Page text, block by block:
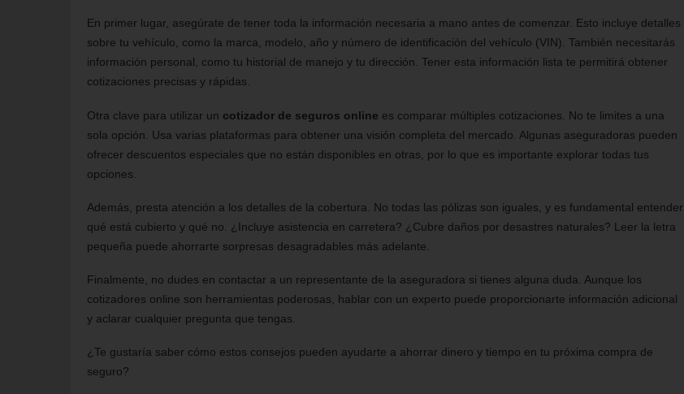
En primer lugar, asegúrate de tener toda la información necesaria a mano antes de comenzar. Esto incluye detalles
sobre tu vehículo, como la marca, modelo, año y número de identificación del vehículo (VIN). También necesitarás
información personal, como tu historial de manejo y tu dirección. Tener esta información lista te permitirá obtener
cotizaciones precisas y rápidas.
Otra clave para utilizar un cotizador de seguros online es comparar múltiples cotizaciones. No te limites a una
sola opción. Usa varias plataformas para obtener una visión completa del mercado. Algunas aseguradoras pueden
ofrecer descuentos especiales que no están disponibles en otras, por lo que es importante explorar todas tus
opciones.
Además, presta atención a los detalles de la cobertura. No todas las pólizas son iguales, y es fundamental entender
qué está cubierto y qué no. ¿Incluye asistencia en carretera? ¿Cubre daños por desastres naturales? Leer la letra
pequeña puede ahorrarte sorpresas desagradables más adelante.
Finalmente, no dudes en contactar a un representante de la aseguradora si tienes alguna duda. Aunque los
cotizadores online son herramientas poderosas, hablar con un experto puede proporcionarte información adicional
y aclarar cualquier pregunta que tengas.
¿Te gustaría saber cómo estos consejos pueden ayudarte a ahorrar dinero y tiempo en tu próxima compra de
seguro?